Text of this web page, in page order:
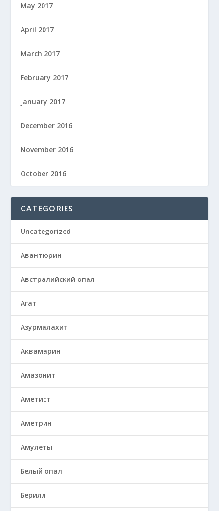
May 2017
April 2017
March 2017
February 2017
January 2017
December 2016
November 2016
October 2016
CATEGORIES
Uncategorized
Авантюрин
Австралийский опал
Агат
Азурмалахит
Аквамарин
Амазонит
Аметист
Аметрин
Амулеты
Белый опал
Берилл